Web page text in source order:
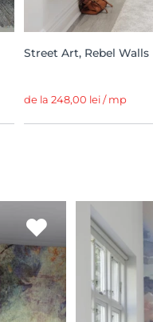
Street Art, Rebel Walls
de la 248,00 lei / mp